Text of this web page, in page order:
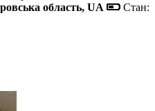
область, UA
Стан: